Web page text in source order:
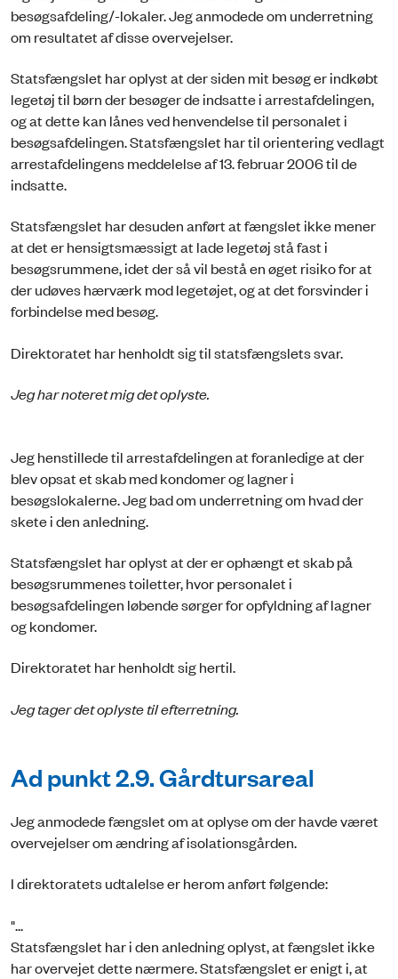
besøgsafdeling/-lokaler. Jeg anmodede om underretning
om resultatet af disse overvejelser.
Statsfængslet har oplyst at der siden mit besøg er indkøbt
legetøj til børn der besøger de indsatte i arrestafdelingen,
og at dette kan lånes ved henvendelse til personalet i
besøgsafdelingen. Statsfængslet har til orientering vedlagt
arrestafdelingens meddelelse af 13. februar 2006 til de
indsatte.
Statsfængslet har desuden anført at fængslet ikke mener
at det er hensigtsmæssigt at lade legetøj stå fast i
besøgsrummene, idet der så vil bestå en øget risiko for at
der udøves hærværk mod legetøjet, og at det forsvinder i
forbindelse med besøg.
Direktoratet har henholdt sig til statsfængslets svar.
Jeg har noteret mig det oplyste.
Jeg henstillede til arrestafdelingen at foranledige at der
blev opsat et skab med kondomer og lagner i
besøgslokalerne. Jeg bad om underretning om hvad der
skete i den anledning.
Statsfængslet har oplyst at der er ophængt et skab på
besøgsrummenes toiletter, hvor personalet i
besøgsafdelingen løbende sørger for opfyldning af lagner
og kondomer.
Direktoratet har henholdt sig hertil.
Jeg tager det oplyste til efterretning.
Ad punkt 2.9. Gårdtursareal
Jeg anmodede fængslet om at oplyse om der havde været
overvejelser om ændring af isolationsgården.
I direktoratets udtalelse er herom anført følgende:
"...
Statsfængslet har i den anledning oplyst, at fængslet ikke
har overvejet dette nærmere. Statsfængslet er enigt i, at